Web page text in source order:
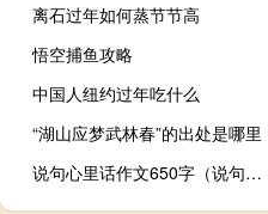
离石过年如何蒸节节高
悟空捕鱼攻略
中国人纽约过年吃什么
“湖山应梦武林春”的出处是哪里
说句心里话作文650字（说句心里话作文）